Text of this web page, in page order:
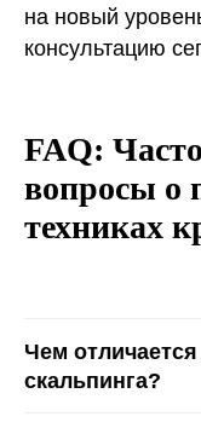
на новый
консультацию
FAQ:
вопросы о
техниках
Чем
скальпинга?